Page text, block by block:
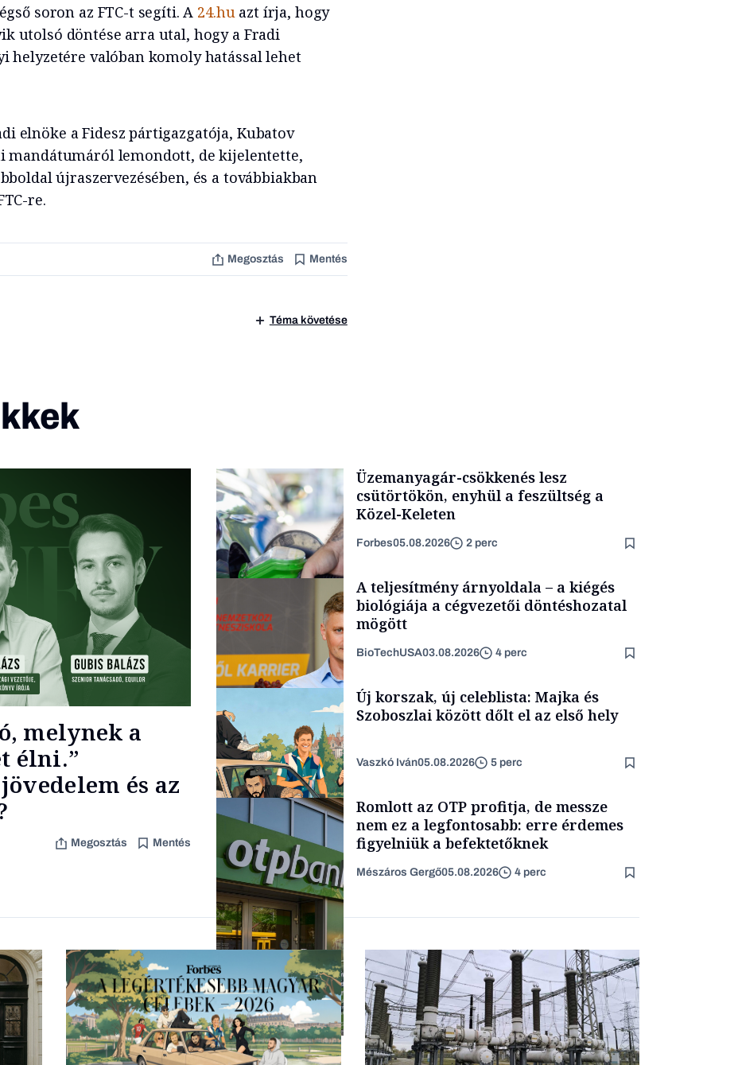
soron az FTC-t segíti. A 24.hu azt írja, hogy
utolsó döntése arra utal, hogy a Fradi
helyzetére valóban komoly hatással lehet
elnöke a Fidesz pártigazgatója, Kubatov
mandátumáról lemondott, de kijelentette,
újraszervezésében, és a továbbiakban
re.
Megosztás Mentés
Téma követése
melynek a
élni.”
és az
Megosztás Mentés
Üzemanyagár-csökkenés lesz
csütörtökön, enyhül a feszültség a
Közel-Keleten
Forbes05.08.2026 2 perc
Content Lab HUB
A teljesítmény árnyoldala – a kiégés
biológiája a cégvezetői döntéshozatal
mögött
BioTechUSA03.08.2026 4 perc
Lista
Új korszak, új celeblista: Majka és
Szoboszlai között dőlt el az első hely
Vaszkó Iván05.08.2026 5 perc
Befektetés
Romlott az OTP profitja, de messze
nem ez a legfontosabb: erre érdemes
figyelniük a befektetőknek
Mészáros Gergő05.08.2026 4 perc